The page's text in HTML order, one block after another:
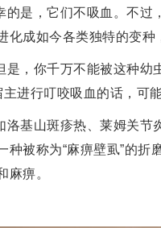
是，它们不吸血。不过
成如今各类独特的变种
是，你千万不能被这种
进行叮咬吸血的话，可
洛基山斑疹热、莱姆关节
种被称为“麻痹壁虱”的
麻痹。